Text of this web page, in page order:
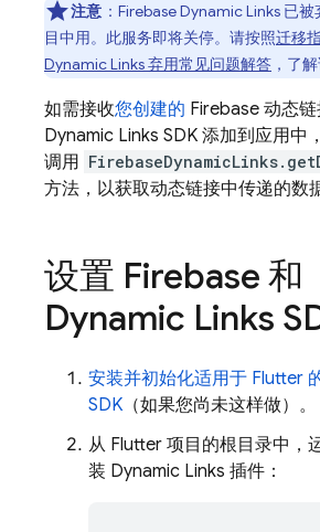
注意 ：Firebase Dynamic Links 已
目中用。 此服务即将关停。请按照迁移
Dynamic Links 弃用常见问题解答 ，了解
如需接收您创建的 Firebase 动态
Dynamic Links SDK 添加到应用中
调用
方法，以获取动态链接中传递的数据
设置 Firebase 和
Dynamic Links
安装并初始化适用于 Flutter
SDK （如果您尚未这样做）。
从 Flutter 项目的根目录中，
装 Dynamic Links 插件：